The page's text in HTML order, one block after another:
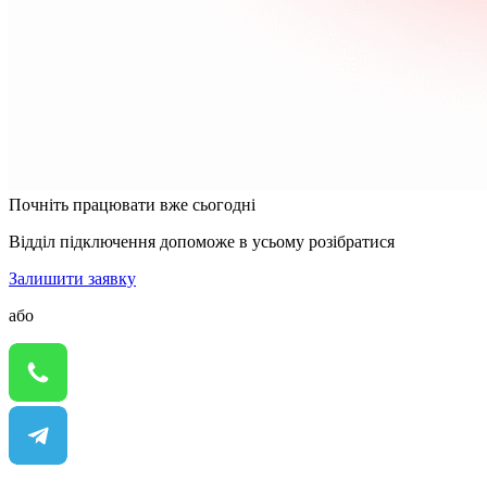
Почніть працювати вже сьогодні
Відділ підключення допоможе в усьому розібратися
Залишити заявку
або